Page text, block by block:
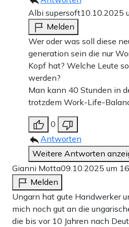
Albi supersoft10.10.2025
Melden
Wer oder was soll diese
generation sein die nur
Kopf hat? Welche Leute
werden?
Man kann 40 Stunden in
trotzdem Work-Life-
0
Antworten
Weitere Antworten
Gianni Motta09.10.2025 um
Melden
Ungarn hat gute Handwerker
mich noch gut an die
die bis vor 10 Jahren nach